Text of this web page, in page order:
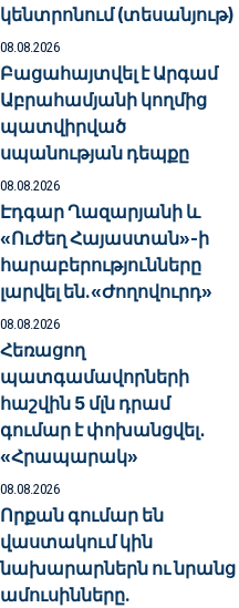
կենտրոնում (տեսանյութ)
08.08.2026
Բացահայտվել է Արգամ
Աբրահամյանի կողմից
պատվիրված
սպանության դեպքը
08.08.2026
Էդգար Ղազարյանի և
«Ուժեղ Հայաստան»-ի
հարաբերությունները
լարվել են.«Ժողովուրդ»
08.08.2026
Հեռացող
պատգամավորների
հաշվին 5 մլն դրամ
գումար է փոխանցվել․
«Հրապարակ»
08.08.2026
Որքան գումար են
վաստակում կին
նախարարներն ու նրանց
ամուսինները.